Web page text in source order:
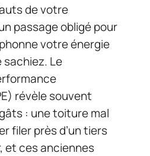
de votre
passage obligé pour
votre énergie
sachiez. Le
révèle souvent
: une toiture mal
filer près d’un tiers
et ces anciennes